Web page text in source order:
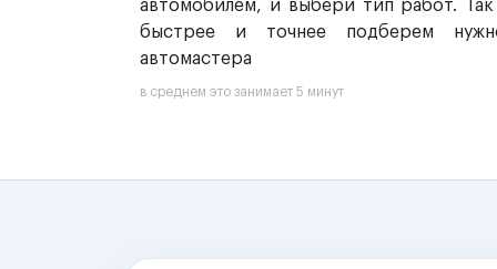
автомобилем, и выбери тип работ.
быстрее и точнее подберем
автомастера
в среднем это занимает 5 минут